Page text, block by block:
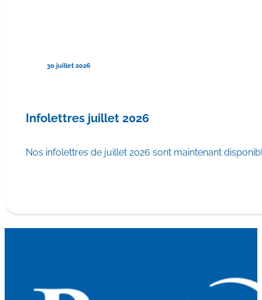
30 juillet 2026
Infolettres juillet 2026
Nos infolettres de juillet 2026 sont maintenant